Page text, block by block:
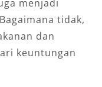
menjadi
tidak,
dan
keuntungan